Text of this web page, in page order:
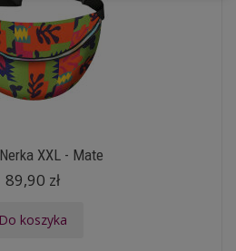
XXL - Mate
89,90 zł
Do koszyka